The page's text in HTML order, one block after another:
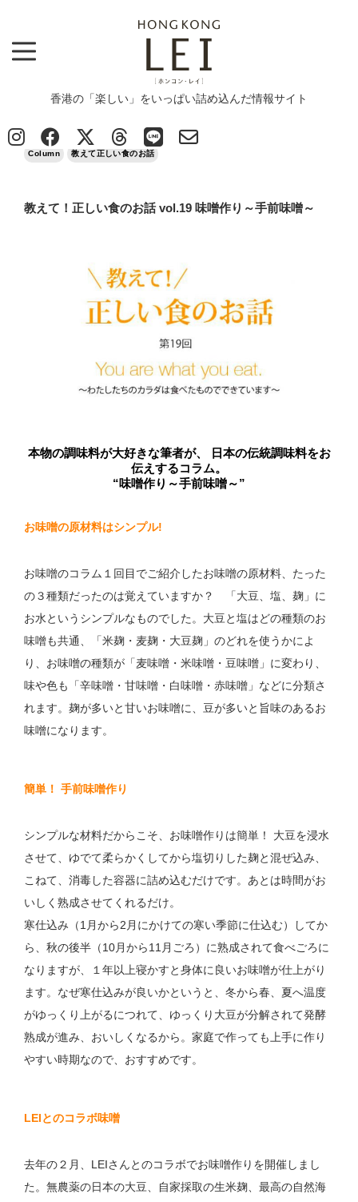
香港の「楽しい」をいっぱい詰め込んだ情報サイト
Column > 教えて！正しい食のお話 vol.19 味噌作り～手前味噌～
Column 教えて正しい食のお話
教えて！正しい食のお話 vol.19 味噌作り～手前味噌～
本物の調味料が大好きな筆者が、 日本の伝統調味料をお
伝えするコラム。
“味噌作り～手前味噌～”
お味噌の原材料はシンプル!
お味噌のコラム１回目でご紹介したお味噌の原材料、たった
の３種類だったのは覚えていますか？ 「大豆、塩、麹」に
お水というシンプルなものでした。大豆と塩はどの種類のお
味噌も共通、「米麹・麦麹・大豆麹」のどれを使うかによ
り、お味噌の種類が「麦味噌・米味噌・豆味噌」に変わり、
味や色も「辛味噌・甘味噌・白味噌・赤味噌」などに分類さ
れます。麹が多いと甘いお味噌に、豆が多いと旨味のあるお
味噌になります。
簡単！ 手前味噌作り
シンプルな材料だからこそ、お味噌作りは簡単！ 大豆を浸水
させて、ゆでて柔らかくしてから塩切りした麹と混ぜ込み、
こねて、消毒した容器に詰め込むだけです。あとは時間がお
いしく熟成させてくれるだけ。
寒仕込み（1月から2月にかけての寒い季節に仕込む）してか
ら、秋の後半（10月から11月ごろ）に熟成されて食べごろに
なりますが、１年以上寝かすと身体に良いお味噌が仕上がり
ます。なぜ寒仕込みが良いかというと、冬から春、夏へ温度
がゆっくり上がるにつれて、ゆっくり大豆が分解されて発酵
熟成が進み、おいしくなるから。家庭で作っても上手に作り
やすい時期なので、おすすめです。
LEIとのコラボ味噌
去年の２月、LEIさんとのコラボでお味噌作りを開催しまし
た。無農薬の日本の大豆、自家採取の生米麹、最高の自然海